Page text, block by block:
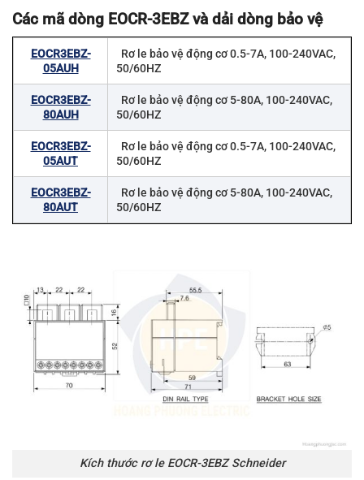
Các mã dòng EOCR-3EBZ và dải dòng bảo vệ
EOCR3EBZ-
05AUH
Rơ le bảo vệ động cơ 0.5-7A, 100-240VAC,
50/60HZ
EOCR3EBZ-
80AUH
Rơ le bảo vệ động cơ 5-80A, 100-240VAC,
50/60HZ
EOCR3EBZ-
05AUT
Rơ le bảo vệ động cơ 0.5-7A, 100-240VAC,
50/60HZ
EOCR3EBZ-
80AUT
Rơ le bảo vệ động cơ 5-80A, 100-240VAC,
50/60HZ
Kích thước rơ le EOCR-3EBZ Schneider